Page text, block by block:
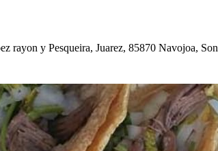
ez rayon y Pesqueira, Juarez, 85870 Navojoa, Son